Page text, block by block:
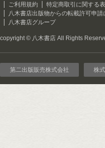
ご利用規約
特定商取引に関する
八木書店出版物からの転載許可申請
八木書店グループ
copyright © 八木書店 All Rights
第二出版販売株式会社 株